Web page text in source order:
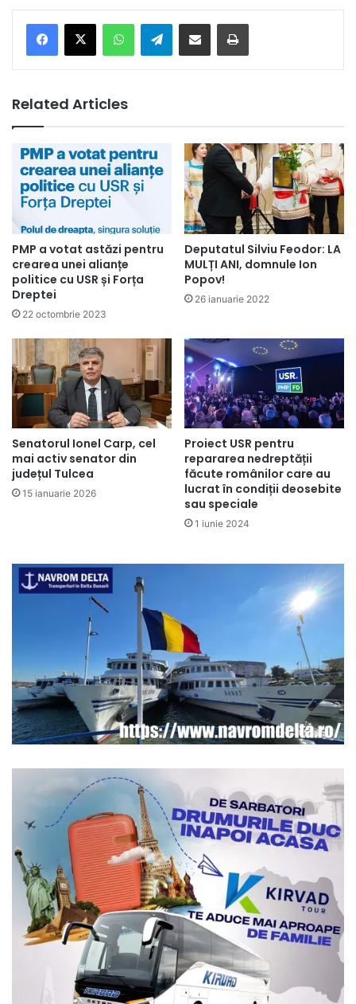
Telegram
Related Articles
PMP a votat astăzi pentru
crearea unei alianțe
politice cu USR și Forța
Dreptei
22 octombrie 2023
Deputatul Silviu Feodor: LA
MULȚI ANI, domnule Ion
Popov!
26 ianuarie 2022
Senatorul Ionel Carp, cel
mai activ senator din
județul Tulcea
15 ianuarie 2026
Proiect USR pentru
repararea nedreptății
făcute românilor care au
lucrat în condiții deosebite
sau speciale
1 iunie 2024